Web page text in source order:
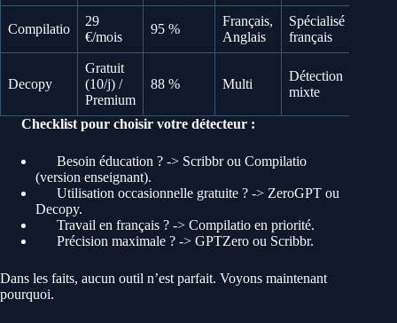
Compilatio
29
€/mois
95 %
Français,
Anglais
Spécialisé
français
Decopy
Gratuit
(10/j) /
Premium
88 % Multi
Détection
mixte
Checklist pour choisir votre détecteur :
Besoin éducation ? -> Scribbr ou Compilatio
(version enseignant).
Utilisation occasionnelle gratuite ? -> ZeroGPT ou
Decopy.
Travail en français ? -> Compilatio en priorité.
Précision maximale ? -> GPTZero ou Scribbr.
Dans les faits, aucun outil n’est parfait. Voyons maintenant
pourquoi.